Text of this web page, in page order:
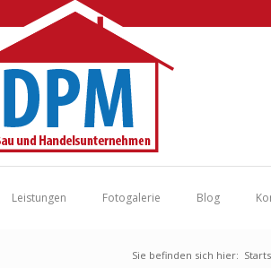
Leistungen Fotogalerie Blog
Sie befinden sich hier: